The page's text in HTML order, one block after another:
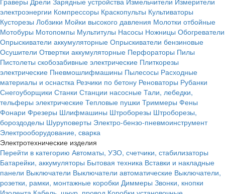
электроэнергии Компрессоры Краскопульты Культиваторы
Кусторезы Лобзики Мойки высокого давления Молотки отбойные
Мотобуры Мотопомпы Мультитулы Насосы Ножницы Обогреватели
Опрыскиватели аккумуляторные Опрыскиватели бензиновые
Осушители Отвертки аккумуляторные Перфораторы Пилы
Пистолеты скобозабивные электрические Плиткорезы
электрические Пневмошлифмашины Пылесосы Расходные
материалы и оснастка Резчики по бетону Реноваторы Рубанки
Снегоуборщики Станки Станции насосные Тали, лебедки,
тельферы электрические Тепловые пушки Триммеры Фены
Фонари Фрезеры Шлифмашины Штроборезы Штроборезы,
бороздоделы Шуруповерты Электро-бензо-пневмоинструмент
Электрооборудование, сварка
Электротехнические изделия
Перейти в категорию Автоматы, УЗО, счетчики, стабилизаторы
Батарейки, аккумуляторы Бытовая техника Вставки и накладные
панели Выключатели Выключатели автоматические Выключатели,
розетки, рамки, монтажные коробки Диммеры Звонки, кнопки